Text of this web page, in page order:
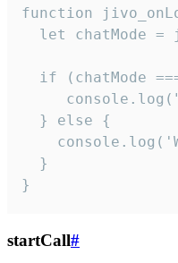
function
let chatMode =
if (chatMode
  } else {
  }
}
startCall#